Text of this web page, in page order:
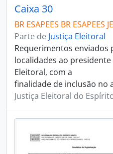
Caixa 30
BR ESAPEES BR ESAPEES
Parte de Justiça Eleitoral
Requerimentos enviados
localidades ao
Eleitoral, com a
finalidade de inclusão no
Justiça Eleitoral do